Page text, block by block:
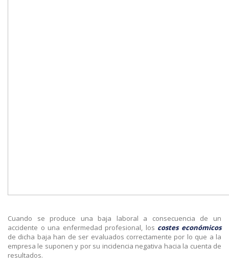
Cuando se produce una baja laboral a consecuencia de un
accidente o una enfermedad profesional, los costes económicos
de dicha baja han de ser evaluados correctamente por lo que a la
empresa le suponen y por su incidencia negativa hacia la cuenta de
resultados.